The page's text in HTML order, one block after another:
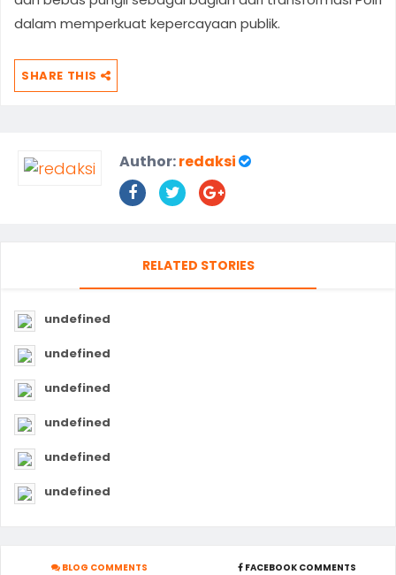
dalam memperkuat kepercayaan publik.
SHARE THIS
Author:redaksi
RELATED STORIES
undefined
undefined
undefined
undefined
undefined
undefined
BLOG COMMENTS FACEBOOK COMMENTS